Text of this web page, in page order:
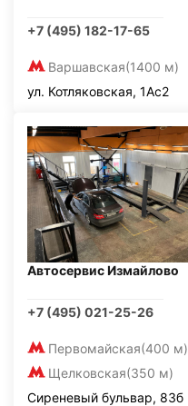
+7 (495) 182-17-65
Варшавская(1400 м)
ул. Котляковская, 1Ас2
Автосервис Измайлово
+7 (495) 021-25-26
Первомайская(400 м)
Щелковская(350 м)
Сиреневый бульвар, 83б